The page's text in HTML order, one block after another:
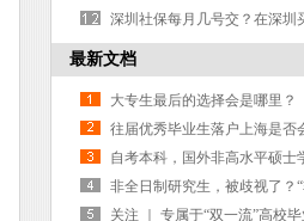
你招手！
深圳社保每月几号交？在深圳
的好处有哪些呢
最新文档
大专生最后的选择会是哪里？
往届优秀毕业生落户上海是否
呢？
自考本科，国外非高水平硕士
（无QS排名）可以落户上海吗
要求？
非全日制研究生，被歧视了？“
制=本科生”
关注 ｜ 专属于“双一流”高校